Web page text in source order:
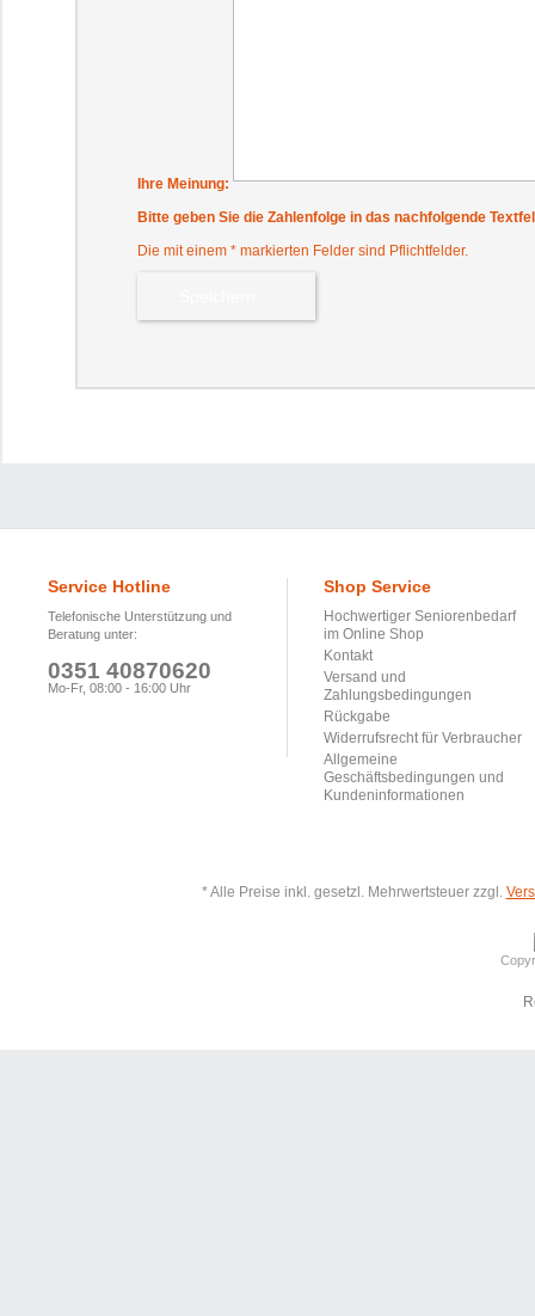
Ihre Meinung:
Bitte geben Sie die Zahlenfolge in das nachfolgende
Die mit einem * markierten Felder sind Pflichtfelder.
Service Hotline
Telefonische Unterstützung und
Beratung unter:
0351 40870620
Mo-Fr, 08:00 - 16:00 Uhr
Shop Service
Hochwertiger Seniorenbedarf
im Online Shop
Kontakt
Versand und
Zahlungsbedingungen
Rückgabe
Widerrufsrecht für Verbraucher
Allgemeine
Geschäftsbedingungen und
Kundeninformationen
* Alle Preise inkl. gesetzl. Mehrwertsteuer zzgl.